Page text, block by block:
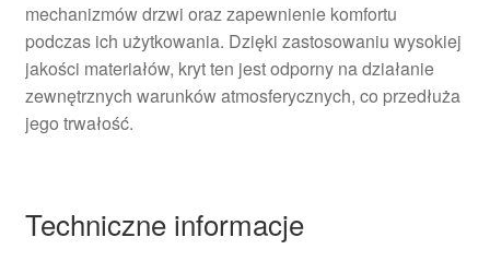
mechanizmów drzwi oraz zapewnienie komfortu
podczas ich użytkowania. Dzięki zastosowaniu wysokiej
jakości materiałów, kryt ten jest odporny na działanie
zewnętrznych warunków atmosferycznych, co przedłuża
jego trwałość.
Techniczne informacje